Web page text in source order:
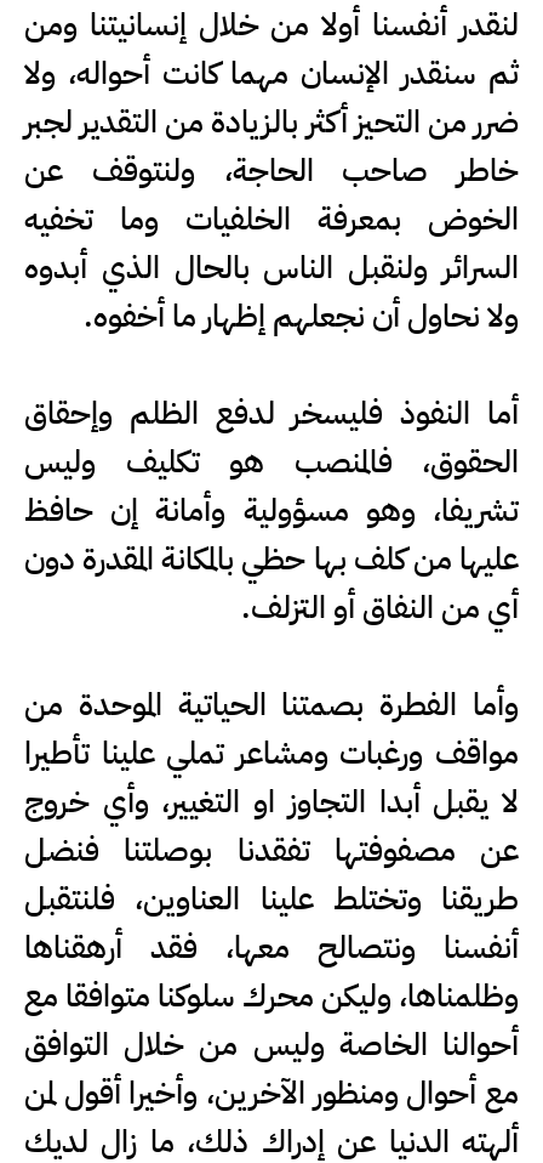
لنقدر أنفسنا أولا من خلال إنسانيتنا ومن
ثم سنقدر الإنسان مهما كانت أحواله، ولا
ضرر من التحيز أكثر بالزيادة من التقدير لجبر
خاطر صاحب الحاجة، ولنتوقف عن
الخوض بمعرفة الخلفيات وما تخفيه
السرائر ولنقبل الناس بالحال الذي أبدوه
ولا نحاول أن نجعلهم إظهار ما أخفوه.
أما النفوذ فليسخر لدفع الظلم وإحقاق
الحقوق، فالمنصب هو تكليف وليس
تشريفا، وهو مسؤولية وأمانة إن حافظ
عليها من كلف بها حظي بالمكانة المقدرة دون
أي من النفاق أو التزلف.
وأما الفطرة بصمتنا الحياتية الموحدة من
مواقف ورغبات ومشاعر تملي علينا تأطيرا
لا يقبل أبدا التجاوز او التغيير، وأي خروج
عن مصفوفتها تفقدنا بوصلتنا فنضل
طريقنا وتختلط علينا العناوين، فلنتقبل
أنفسنا ونتصالح معها، فقد أرهقناها
وظلمناها، وليكن محرك سلوكنا متوافقا مع
أحوالنا الخاصة وليس من خلال التوافق
مع أحوال ومنظور الآخرين، وأخيرا أقول لمن
ألهته الدنيا عن إدراك ذلك، ما زال لديك